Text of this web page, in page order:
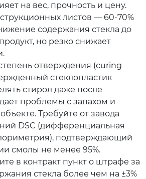
на вес, прочность и цену.
листов — 60-70%
содержания стекла до
но резко снижает
отверждения (curing
стеклопластик
стирол даже после
проблемы с запахом и
Требуйте от завода
DSC (дифференциальная
подтверждающий
смолы не менее 95%.
в контракт пункт о штрафе за
стекла более чем на ±3%